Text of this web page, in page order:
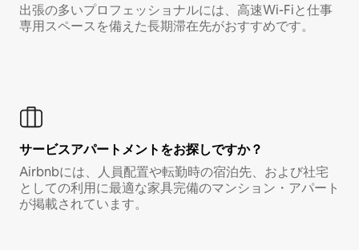
出張の多いプロフェッショナルには、高速Wi-Fiと仕事
専用スペースを備えた長期滞在先がおすすめです。
サービスアパートメントをお探しですか？
Airbnbには、人員配置や転勤時の宿泊先、および社宅
としての利用に最適な家具完備のマンション・アパート
が掲載されています。